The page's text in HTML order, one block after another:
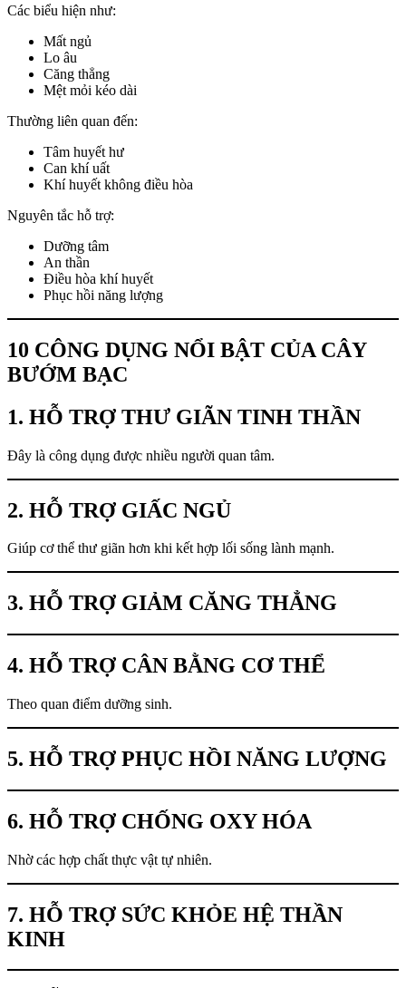
Các biểu hiện như:
Mất ngủ
Lo âu
Căng thẳng
Mệt mỏi kéo dài
Thường liên quan đến:
Tâm huyết hư
Can khí uất
Khí huyết không điều hòa
Nguyên tắc hỗ trợ:
Dưỡng tâm
An thần
Điều hòa khí huyết
Phục hồi năng lượng
10 CÔNG DỤNG NỔI BẬT CỦA CÂY
BƯỚM BẠC
1. HỖ TRỢ THƯ GIÃN TINH THẦN
Đây là công dụng được nhiều người quan tâm.
2. HỖ TRỢ GIẤC NGỦ
Giúp cơ thể thư giãn hơn khi kết hợp lối sống lành mạnh.
3. HỖ TRỢ GIẢM CĂNG THẲNG
4. HỖ TRỢ CÂN BẰNG CƠ THỂ
Theo quan điểm dưỡng sinh.
5. HỖ TRỢ PHỤC HỒI NĂNG LƯỢNG
6. HỖ TRỢ CHỐNG OXY HÓA
Nhờ các hợp chất thực vật tự nhiên.
7. HỖ TRỢ SỨC KHỎE HỆ THẦN
KINH